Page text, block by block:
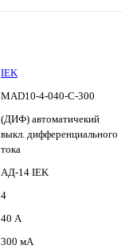
IEK
MAD10-4-040-C-300
(ДИФ) автоматичекий
выкл. дифференциального
тока
АД-14 IEK
4
40 А
300 мА